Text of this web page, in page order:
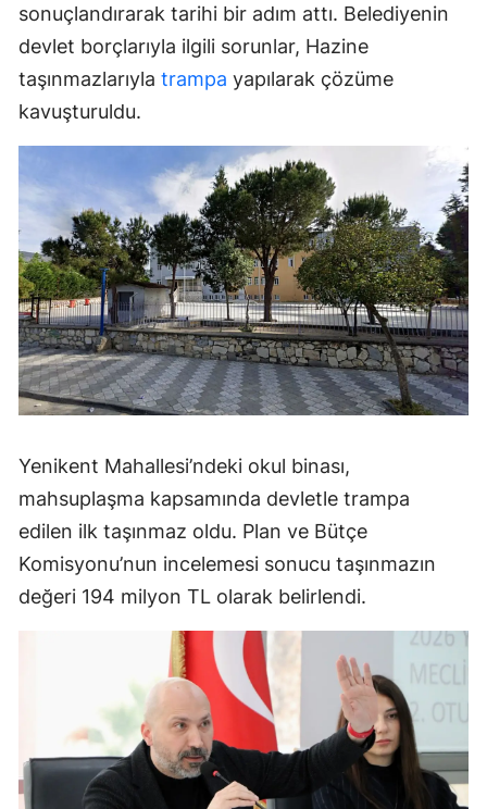
sonuçlandırarak tarihi bir adım attı. Belediyenin
devlet borçlarıyla ilgili sorunlar, Hazine
taşınmazlarıyla trampa yapılarak çözüme
kavuşturuldu.
Yenikent Mahallesi’ndeki okul binası,
mahsuplaşma kapsamında devletle trampa
edilen ilk taşınmaz oldu. Plan ve Bütçe
Komisyonu’nun incelemesi sonucu taşınmazın
değeri 194 milyon TL olarak belirlendi.